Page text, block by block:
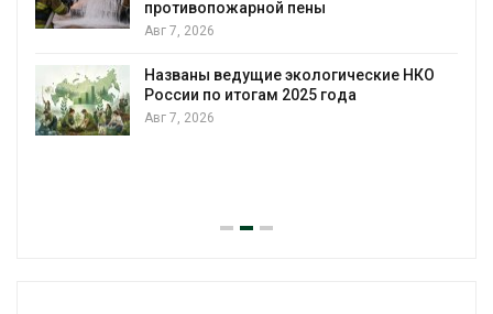
противопожарной пены
Авг 7, 2026
Названы ведущие экологические НКО
России по итогам 2025 года
Авг 7, 2026